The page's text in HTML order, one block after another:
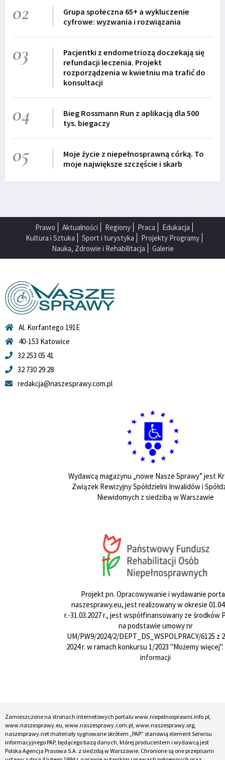
02
Grupa społeczna 65+ a wykluczenie
cyfrowe: wyzwania i rozwiązania
03
Pacjentki z endometriozą doczekają się
refundacji leczenia. Projekt
rozporządzenia w kwietniu ma trafić do
konsultacji
04
Bieg Rossmann Run z aplikacją dla 500
tys. biegaczy
05
Moje życie z niepełnosprawną córką. To
moje największe szczęście i skarb
Prawo Aktualności Regiony Praca
Edukacja
Kultura i Sztuka
Sport i turystyka
Projekty Programy
Nauka, Zdrowie i Rehabilitacja
Galerie
Al. Korfantego 191E
40-153 Katowice
32 253 05 41
32 730 29 28
redakcja@naszesprawy.com.pl
Wydawcą magazynu „nowe Nasze Sprawy” jest
Związek Rewizyjny Spółdzielni Inwalidów i
Niewidomych z siedzibą w Warszawie
Projekt pn. Opracowywanie i wydawanie
naszesprawy.eu, jest realizowany w okresie
r.-31.03.2027 r., jest współfinansowany ze środków
na podstawie umowy nr
UM/PW9/2024/2/DEPT_DS_WSPOLPRACY/6125 z
2024 r. w ramach konkursu 1/2023 "Możemy więcej".
informacji
Zamieszczone na stronach internetowych portalu www.niepelnosprawni.info.pl,
www.naszesprawy.eu, www.naszesprawy.com.pl, www.naszesprawy.org,
naszesprawy.net materiały sygnowane skrótem „PAP” stanowią element Serwisu
informacyjnego PAP, będącego bazą danych, której producentem i wydawcą jest
Polska Agencja Prasowa S.A. z siedzibą w Warszawie. Chronione są one przepisami